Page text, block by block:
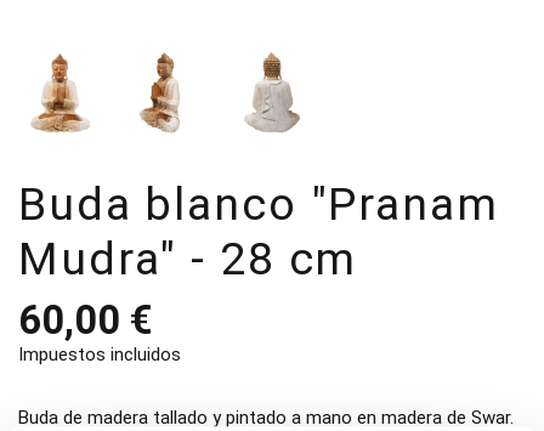
Buda blanco "Pranam
Mudra" - 28 cm
60,00 €
Impuestos incluidos
Buda de madera tallado y pintado a mano en madera de Swar.